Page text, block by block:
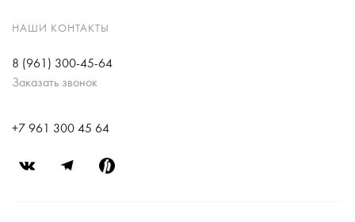
НАШИ КОНТАКТЫ
8 (961) 300-45-64
Заказать звонок
+7 961 300 45 64